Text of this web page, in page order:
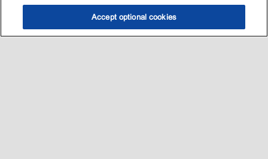
选油助手 查找门店
Accept optional cookies